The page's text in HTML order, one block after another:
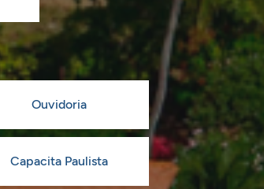
Ouvidoria
Capacita Paulista